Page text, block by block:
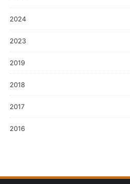
2024
2023
2019
2018
2017
2016